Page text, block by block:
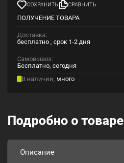
СОХРАНИТЬ СРАВНИТЬ
ПОЛУЧЕНИЕ ТОВАРА
Доставка:
бесплатно , срок 1-2 дня
Самовывоз:
Бесплатно, сегодня
В наличии, много
Подробно о товаре
Описание